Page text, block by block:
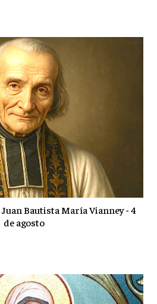
Bautista María Vianney - 4
de agosto